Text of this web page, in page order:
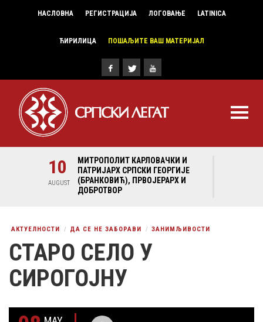
НАСЛОВНА РЕГИСТРАЦИЈА ЛОГОВАЊЕ LATINICA
ЋИРИЛИЦА ПОШАЉИТЕ ВАШ МАТЕРИЈАЛ
10
AUGUST
МИТРОПОЛИТ КАРЛОВАЧКИ И
ПАТРИЈАРХ СРПСКИ ГЕОРГИЈЕ
(БРАНКОВИЋ), ПРВОЈЕРАРХ И
ДОБРОТВОР
АКТУЕЛНОСТИ ДА СЕ НЕ ЗАБОРАВИ ЗАНИМЉИВОСТИ
СТАРО СЕЛО У
СИРОГОЈНУ